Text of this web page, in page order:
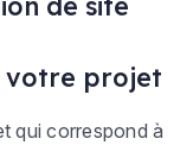
votre projet
qui correspond à